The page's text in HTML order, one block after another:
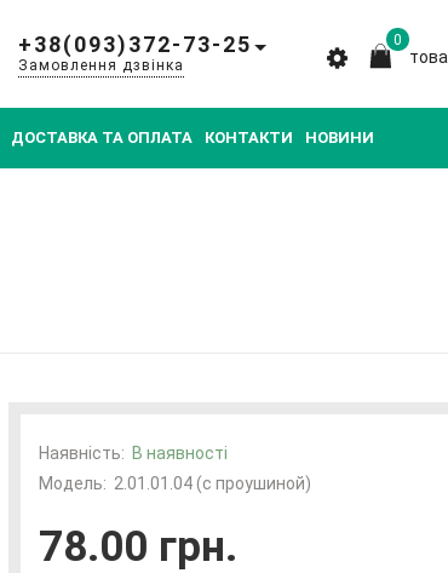
0
+38(093)372-73-25
Замовлення дзвінка
ДОСТАВКА ТА ОПЛАТА КОНТАКТИ НОВИНИ
Наявність: В наявності
Модель: 2.01.01.04 (с проушиной)
78.00 грн.